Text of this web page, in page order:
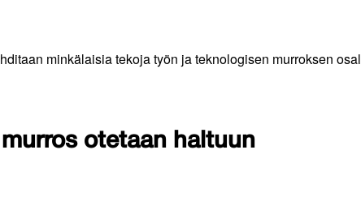
minkälaisia tekoja työn ja teknologisen murroksen
otetaan haltuun